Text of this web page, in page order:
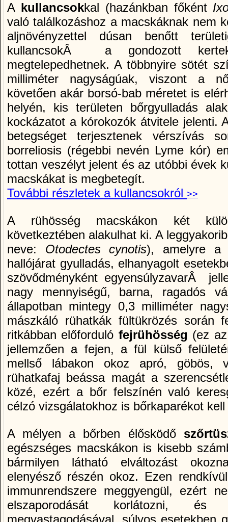
A kullancsokkal (hazánkban főként
való találkozáshoz a macskáknak nem
aljnövényzettel dúsan benőtt
kullancsokÂ a gondozott
megtelepedhetnek. A többnyire sötét
milliméter nagyságúak, viszont a
követően akár borsó-bab méretet is
helyén, kis területen bőrgyulladás
kockázatot a kórokozók átvitele jelenti.
betegséget terjesztenek vérszí­vás
borreliosis (régebbi nevén Lyme kór)
tottan veszélyt jelent és az utóbbi évek
macskákat is megbetegí­t.
További részletek a kullancsokról >>
A rühösség macskákon két
következtében alakulhat ki. A
neve: Otodectes cynotis), amelyre a
hallójárat gyulladás, elhanyagolt
szövődményként egyensúlyzavarÂ
nagy mennyiségű, barna, ragadós
állapotban mintegy 0,3 milliméter
mászkáló rühatkák fültükrözés során
ritkábban előforduló fejrühösség (ez
jellemzően a fejen, a fül külső
mellső lábakon okoz apró, göbös,
rühatkafaj beássa magát a
közé, ezért a bőr felszí­nén való
célzó vizsgálatokhoz is bőrkaparékot
A mélyen a bőrben élősködő
egészséges macskákon is kisebb
bármilyen látható elváltozást
elenyésző részén okoz. Ezen
immunrendszere meggyengül, ezért
elszaporodását korlátozni,
megvastagodásával, súlyos esetekben